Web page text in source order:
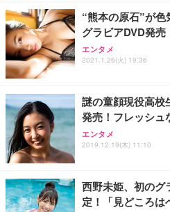
ョン PCチェア 通気
務用 おしゃれ パソ
Sezlife オフィスチェ
ワーク チェア 強化バ
能 人間工学 椅子 腰
務用 おしゃれ パソ
ANDWINT オフィス
ッシュ 通気性 ランバ
ス圧無段階昇降 360
【整備済み品】Dell
ー フルHD（
ort/VGA スピーカー
【MiniLED/24.5inch/
HOOTER Gaming
グモニター QD 24.5
Smart Basic(スマー
限定】 Smart Basic
超厚型 お徳用 ワイド
アイリスオーヤマ ペ
ュラー 200枚入【
“熊本の原石”が
グラビアDVD発売
エンタメ
2021.1.26(火) 19:36
謎の童顔現役高校
発売！フレッシュ
エンタメ
2019.12.19(木) 11:10
西野未姫、初のグ
定！「見どころは